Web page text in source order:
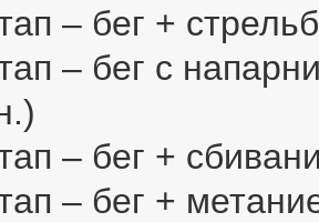
– бег +
– бег с
– бег +
– бег +